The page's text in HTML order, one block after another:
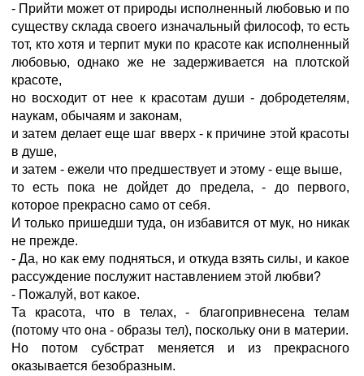
- Прийти может от природы исполненный любовью и по
существу склада своего изначальный философ, то есть
тот, кто хотя и терпит муки по красоте как исполненный
любовью, однако же не задерживается на плотской
красоте,
но восходит от нее к красотам души - добродетелям,
наукам, обычаям и законам,
и затем делает еще шаг вверх - к причине этой красоты
в душе,
и затем - ежели что предшествует и этому - еще выше,
то есть пока не дойдет до предела, - до первого,
которое прекрасно само от себя.
И только пришедши туда, он избавится от мук, но никак
не прежде.
- Да, но как ему подняться, и откуда взять силы, и какое
рассуждение послужит наставлением этой любви?
- Пожалуй, вот какое.
Та красота, что в телах, - благопривнесена телам
(потому что она - образы тел), поскольку они в материи.
Но потом субстрат меняется и из прекрасного
оказывается безобразным.